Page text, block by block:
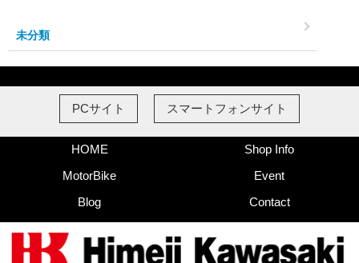
未分類
PCサイト スマートフォンサイト
HOME
Shop Info
MotorBike
Event
Blog
Contact